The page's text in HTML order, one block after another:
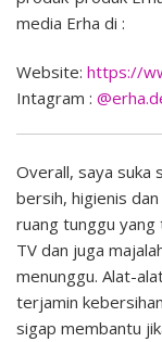
media Erha di :
Website: https://
Intagram :
Overall, saya suka
bersih, higienis
ruang tunggu yang
TV dan juga
menunggu. Alat-
terjamin
sigap membantu